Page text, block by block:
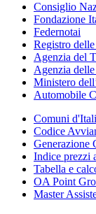
Consiglio
Fondazione
Federnotai
Registro
Agenzia del
Agenzia
Ministero
Automobile
Comuni
Codice
Generazione
Indice prezzi
Tabella e
OA Point
Master